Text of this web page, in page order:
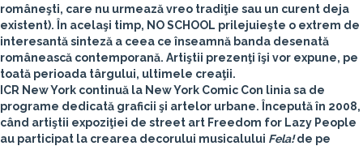
româneşti, care nu urmează vreo tradiţie sau un curent deja
existent). În acelaşi timp, NO SCHOOL prilejuieşte o extrem de
interesantă sinteză a ceea ce înseamnă banda desenată
românească contemporană. Artiştii prezenţi îşi vor expune, pe
toată perioada târgului, ultimele creaţii.
ICR New York continuă la New York Comic Con linia sa de
programe dedicată graficii şi artelor urbane. Începută în 2008,
când artiştii expoziţiei de street art Freedom for Lazy People
au participat la crearea decorului musicalului Fela!de pe